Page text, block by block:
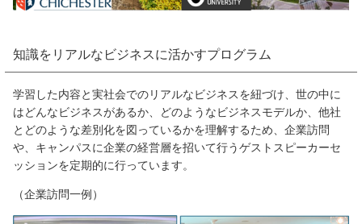
知識をリアルなビジネスに活かすプログラム
学習した内容と実社会でのリアルなビジネスを紐づけ、世の中に
はどんなビジネスがあるか、どのようなビジネスモデルか、他社
とどのような差別化を図っているかを理解するため、企業訪問
や、キャンパスに企業の経営層を招いて行うゲストスピーカーセ
ッションを定期的に行っています。
（企業訪問一例）